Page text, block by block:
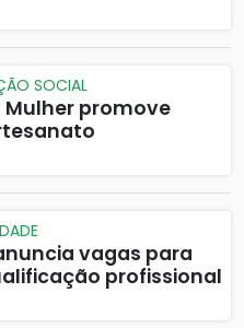
SOCIAL
Mulher promove
vagas para
profissional